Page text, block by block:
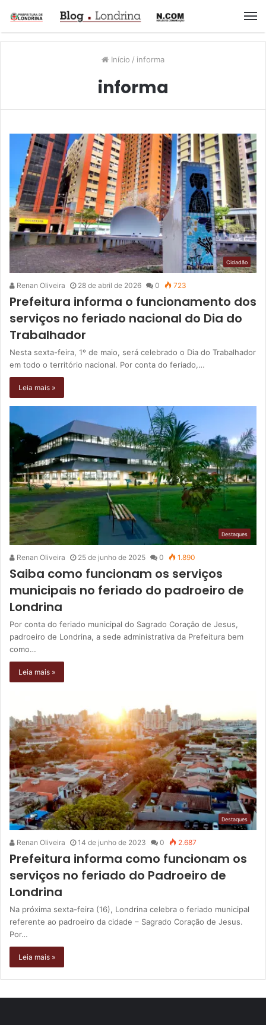
Início / informa
informa
Cidadão
Renan Oliveira 28 de abril de 2026 0 723
Prefeitura informa o funcionamento dos
serviços no feriado nacional do Dia do
Trabalhador
Nesta sexta-feira, 1º de maio, será celebrado o Dia do Trabalhador
em todo o território nacional. Por conta do feriado,…
Leia mais »
Destaques
Renan Oliveira 25 de junho de 2025 0 1.890
Saiba como funcionam os serviços
municipais no feriado do padroeiro de
Londrina
Por conta do feriado municipal do Sagrado Coração de Jesus,
padroeiro de Londrina, a sede administrativa da Prefeitura bem
como…
Leia mais »
Destaques
Renan Oliveira 14 de junho de 2023 0 2.687
Prefeitura informa como funcionam os
serviços no feriado do Padroeiro de
Londrina
Na próxima sexta-feira (16), Londrina celebra o feriado municipal
referente ao padroeiro da cidade – Sagrado Coração de Jesus.
Por…
Leia mais »